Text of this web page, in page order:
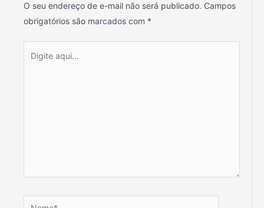
O seu endereço de e-mail não será publicado. Campos
obrigatórios são marcados com *